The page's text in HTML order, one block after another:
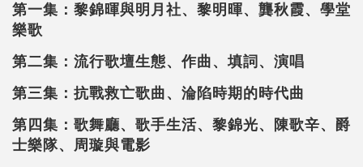
第一集：黎錦暉與明月社、黎明暉、龔秋霞、學堂
樂歌
第二集：流行歌壇生態、作曲、填詞、演唱
第三集：抗戰救亡歌曲、淪陷時期的時代曲
第四集：歌舞廳、歌手生活、黎錦光、陳歌辛、爵
士樂隊、周璇與電影